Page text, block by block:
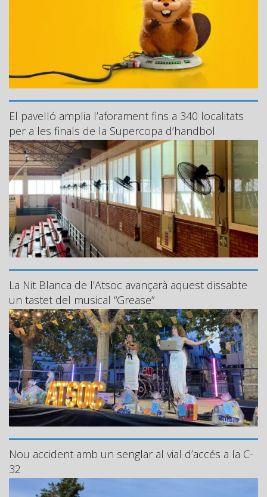
El pavelló amplia l’aforament fins a 340 localitats
per a les finals de la Supercopa d’handbol
La Nit Blanca de l’Atsoc avançarà aquest dissabte
un tastet del musical “Grease”
Nou accident amb un senglar al vial d’accés a la C-
32